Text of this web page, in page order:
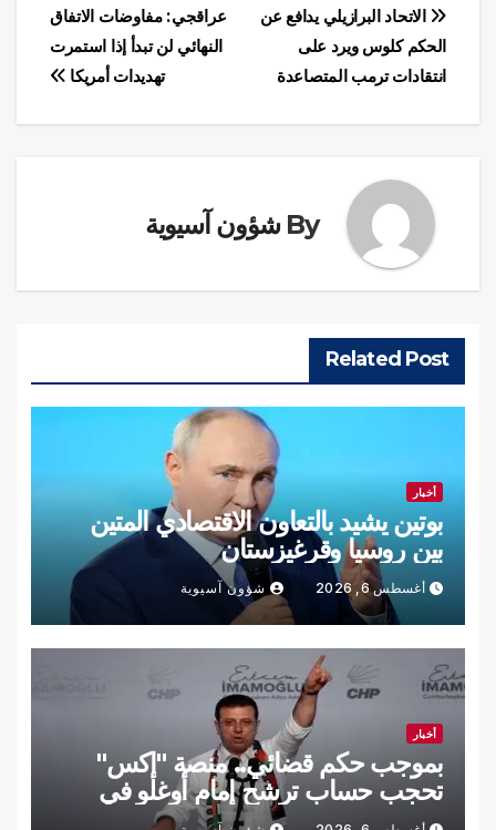
تصفّح
المقالات
عراقجي: مفاوضات الاتفاق
النهائي لن تبدأ إذا استمرت
تهديدات أمريكا
الاتحاد البرازيلي يدافع عن
الحكم كلوس ويرد على
انتقادات ترمب المتصاعدة
By شؤون آسيوية
Related Post
أخبار
بوتين يشيد بالتعاون الاقتصادي المتين
بين روسيا وقرغيزستان
أغسطس 6, 2026 شؤون آسيوية
أخبار
بموجب حكم قضائي.. منصة "إكس"
تحجب حساب ترشح إمام أوغلو في
تركيا